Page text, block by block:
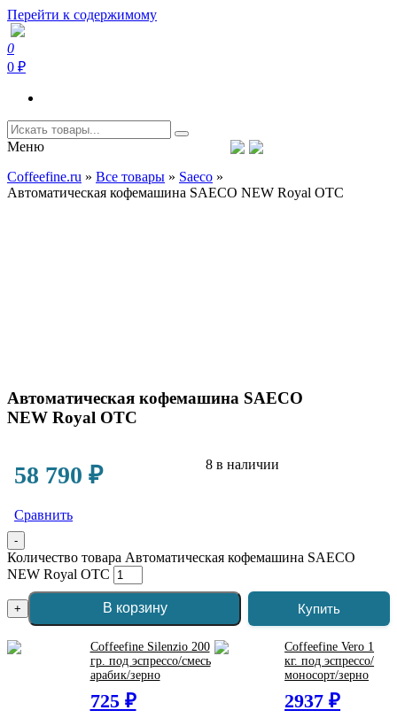
Перейти к содержимому
Coffeefine.ru
Интернет-магазин кофемашин и кофейной техники для дома
0
0 ₽
Меню
Coffeefine.ru » Все товары » Saeco »
Автоматическая кофемашина SAECO NEW Royal OTC
Автоматическая кофемашина SAECO
NEW Royal OTC
58 790 ₽
Сравнить
8 в наличии
-
Количество товара Автоматическая кофемашина SAECO
NEW Royal OTC
+ В корзину Купить
Coffeefine Silenzio 200
гр. под эспрессо/смесь
арабик/зерно
725 ₽
Coffeefine Vero 1
кг. под эспрессо/
моносорт/зерно
2937 ₽